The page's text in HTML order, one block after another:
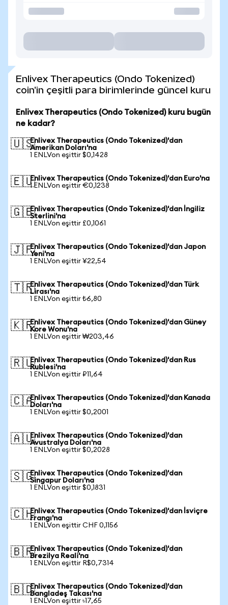
Enlivex Therapeutics (Ondo Tokenized)
coin'in çeşitli para birimlerinde güncel kuru
Enlivex Therapeutics (Ondo Tokenized) kuru bugün
ne kadar?
🇺🇸Enlivex Therapeutics (Ondo Tokenized)'dan
Amerikan Doları'na
1 ENLVon eşittir $0,1428
🇪🇺Enlivex Therapeutics (Ondo Tokenized)'dan Euro'na
1 ENLVon eşittir €0,1238
🇬🇧Enlivex Therapeutics (Ondo Tokenized)'dan İngiliz
Sterlini'na
1 ENLVon eşittir £0,1061
🇯🇵Enlivex Therapeutics (Ondo Tokenized)'dan Japon
Yeni'na
1 ENLVon eşittir ¥22,54
🇹🇷Enlivex Therapeutics (Ondo Tokenized)'dan Türk
Lirası'na
1 ENLVon eşittir ₺6,80
🇰🇷Enlivex Therapeutics (Ondo Tokenized)'dan Güney
Kore Wonu'na
1 ENLVon eşittir ₩203,46
🇷🇺Enlivex Therapeutics (Ondo Tokenized)'dan Rus
Rublesi'na
1 ENLVon eşittir ₽11,64
🇨🇦Enlivex Therapeutics (Ondo Tokenized)'dan Kanada
Doları'na
1 ENLVon eşittir $0,2001
🇦🇺Enlivex Therapeutics (Ondo Tokenized)'dan
Avustralya Doları'na
1 ENLVon eşittir $0,2028
🇸🇬Enlivex Therapeutics (Ondo Tokenized)'dan
Singapur Doları'na
1 ENLVon eşittir $0,1831
🇨🇭Enlivex Therapeutics (Ondo Tokenized)'dan İsviçre
Frangı'na
1 ENLVon eşittir CHF 0,1156
🇧🇷Enlivex Therapeutics (Ondo Tokenized)'dan
Brezilya Reali'na
1 ENLVon eşittir R$0,7314
🇧🇩Enlivex Therapeutics (Ondo Tokenized)'dan
Bangladeş Takası'na
1 ENLVon eşittir ৳17,65